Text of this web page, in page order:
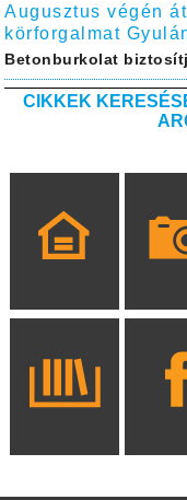
Augusztus végén
körforgalmat
Betonburkolat
CIKKEK